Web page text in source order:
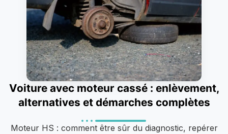
Voiture avec moteur cassé : enlèvement,
alternatives et démarches complètes
Moteur HS : comment être sûr du diagnostic, repérer